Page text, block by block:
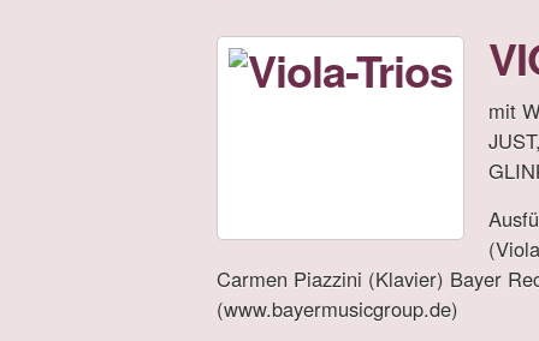
mit
Carmen Piazzini (Klavier) Bayer
(www.bayermusicgroup.de)